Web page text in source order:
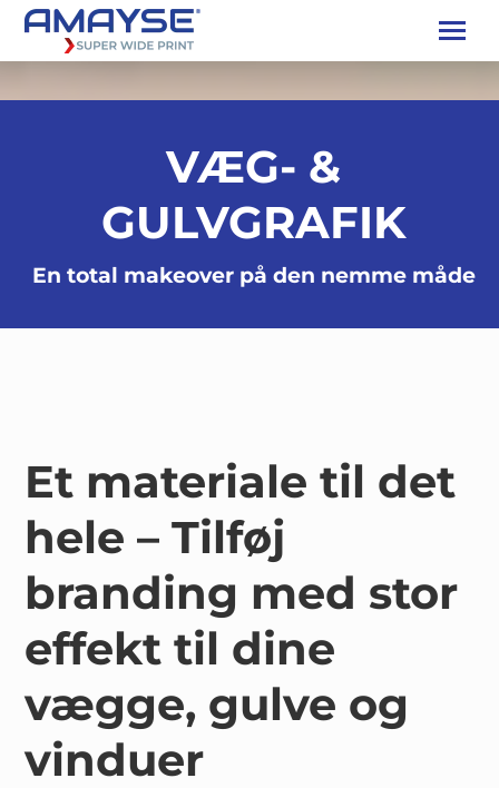
VÆG- &
GULVGRAFIK
En total makeover på den nemme måde
Et materiale til det
hele – Tilføj
branding med stor
effekt til dine
vægge, gulve og
vinduer